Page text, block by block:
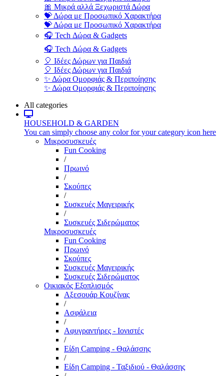
🎀 Μικρά αλλά Ξεχωριστά Δώρα
💝 Δώρα με Προσωπικό Χαρακτήρα
💝 Δώρα με Προσωπικό Χαρακτήρα
🎧 Tech Δώρα & Gadgets
🎧 Tech Δώρα & Gadgets
🎈 Ιδέες Δώρων για Παιδιά
🎈 Ιδέες Δώρων για Παιδιά
✨ Δώρα Ομορφιάς & Περιποίησης
✨ Δώρα Ομορφιάς & Περιποίησης
All categories
HOUSEHOLD & GARDEN
You can simply choose any color for your category icon here
Μικροσυσκευές
Fun Cooking
/
Πρωινό
/
Σκούπες
/
Συσκευές Μαγειρικής
/
Συσκευές Σιδερώματος
Μικροσυσκευές
Fun Cooking
Πρωινό
Σκούπες
Συσκευές Μαγειρικής
Συσκευές Σιδερώματος
Οικιακός Εξοπλισμός
Αξεσουάρ Κουζίνας
/
Ασφάλεια
/
Αφυγραντήρες - Ιονιστές
/
Είδη Camping - Θαλάσσης
/
Είδη Camping - Ταξιδιού - Θαλάσσης